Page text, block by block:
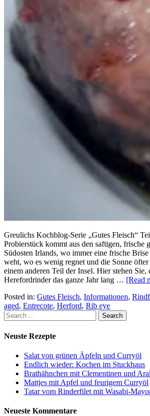
Greulichs Kochblog-Serie „Gutes Fleisch“
Probierstück kommt aus den saftigen, frische
Südosten Irlands, wo immer eine frische
weht, wo es wenig regnet und die Sonne
einem anderen Teil der Insel. Hier stehen Sie,
Herefordrinder das ganze Jahr lang … [Read
Posted in: Gutes Fleisch, Informationen,
aged, Entrecote, Herford, Rib eye
Neuste Rezepte
Salat von grünen Äpfeln und Curryöl
Endlich wieder: Kochen im Stuckhaus
Brathähnchen mit Clementinen und
Mattjes mit Apfel und feurigem Curryöl
Tatar vom Rinderfilet mit Wasabi-
Neueste Kommentare